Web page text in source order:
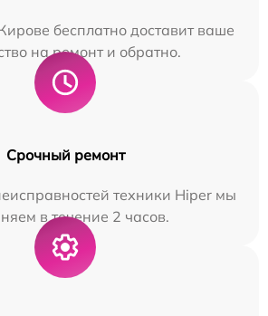
бесплатно доставит ваше
на ремонт и обратно.
Срочный ремонт
техники Hiper мы
в течение 2 часов.